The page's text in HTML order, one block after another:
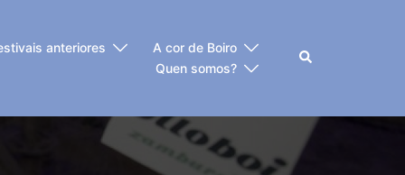
anteriores
A cor de Boiro
Quen somos?
Buscar